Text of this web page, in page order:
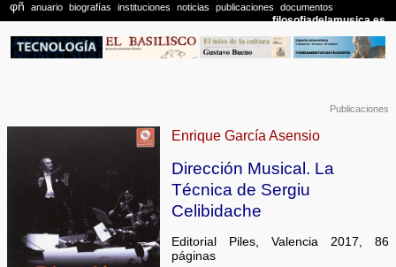
Publicaciones
Enrique García Asensio
Dirección Musical. La
Técnica de Sergiu
Celibidache
Editorial Piles, Valencia 2017, 86
páginas